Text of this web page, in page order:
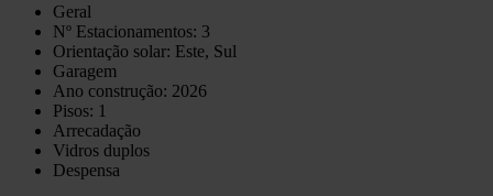
Geral
Nº Estacionamentos: 3
Orientação solar: Este, Sul
Garagem
Ano construção: 2026
Pisos: 1
Arrecadação
Vidros duplos
Despensa